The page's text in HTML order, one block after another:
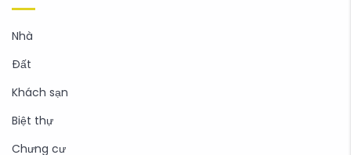
Nhà
Đất
Khách sạn
Biệt thự
Chưng cư